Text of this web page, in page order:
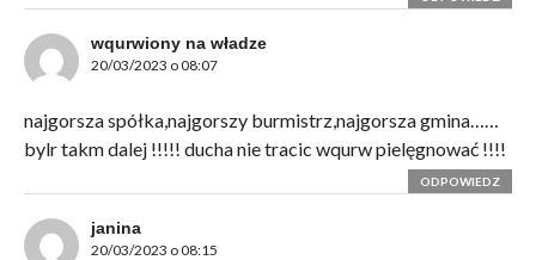
wqurwiony na władze
20/03/2023 o 08:07
najgorsza spółka,najgorszy burmistrz,najgorsza gmina……
bylr takm dalej !!!!! ducha nie tracic wqurw pielęgnować !!!!
ODPOWIEDZ
janina
20/03/2023 o 08:15